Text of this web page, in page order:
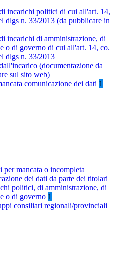
incarichi politici di cui all'art. 14,
dlgs n. 33/2013 (da pubblicare in
incarichi di amministrazione, di
o di governo di cui all'art. 14, co.
dlgs n. 33/2013
(documentazione da
sul sito web)
comunicazione dei dati 1
per mancata o incompleta
dei dati da parte dei titolari
politici, di amministrazione, di
o di governo 1
consiliari regionali/provinciali